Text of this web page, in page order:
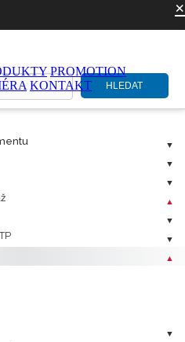
×
PROMOTION
KONTAKT HLEDAT